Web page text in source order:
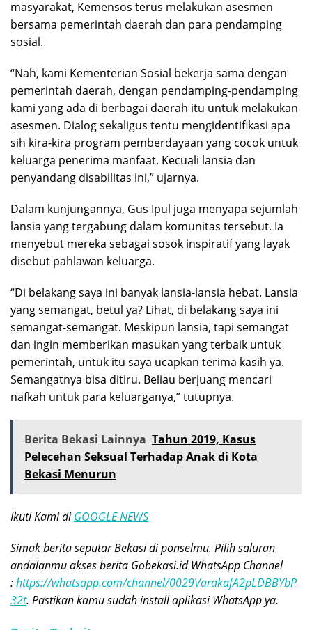
masyarakat, Kemensos terus melakukan asesmen
bersama pemerintah daerah dan para pendamping
sosial.
“Nah, kami Kementerian Sosial bekerja sama dengan
pemerintah daerah, dengan pendamping-pendamping
kami yang ada di berbagai daerah itu untuk melakukan
asesmen. Dialog sekaligus tentu mengidentifikasi apa
sih kira-kira program pemberdayaan yang cocok untuk
keluarga penerima manfaat. Kecuali lansia dan
penyandang disabilitas ini,” ujarnya.
Dalam kunjungannya, Gus Ipul juga menyapa sejumlah
lansia yang tergabung dalam komunitas tersebut. Ia
menyebut mereka sebagai sosok inspiratif yang layak
disebut pahlawan keluarga.
“Di belakang saya ini banyak lansia-lansia hebat. Lansia
yang semangat, betul ya? Lihat, di belakang saya ini
semangat-semangat. Meskipun lansia, tapi semangat
dan ingin memberikan masukan yang terbaik untuk
pemerintah, untuk itu saya ucapkan terima kasih ya.
Semangatnya bisa ditiru. Beliau berjuang mencari
nafkah untuk para keluarganya,” tutupnya.
Berita Bekasi Lainnya Tahun 2019, Kasus
Pelecehan Seksual Terhadap Anak di Kota
Bekasi Menurun
Ikuti Kami diGOOGLE NEWS
Simak berita seputar Bekasi di ponselmu. Pilih saluran
andalanmu akses berita Gobekasi.id WhatsApp Channel
:https://whatsapp.com/channel/0029VarakafA2pLDBBYbP
32t. Pastikan kamu sudah install aplikasi WhatsApp ya.